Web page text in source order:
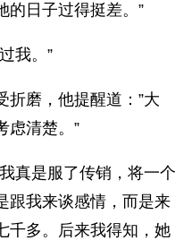
的日子过得挺差。”
我。”
折磨，他提醒道：”大
虑清楚。”
真是服了传销，将一个
跟我来谈感情，而是来
千多。后来我得知，她